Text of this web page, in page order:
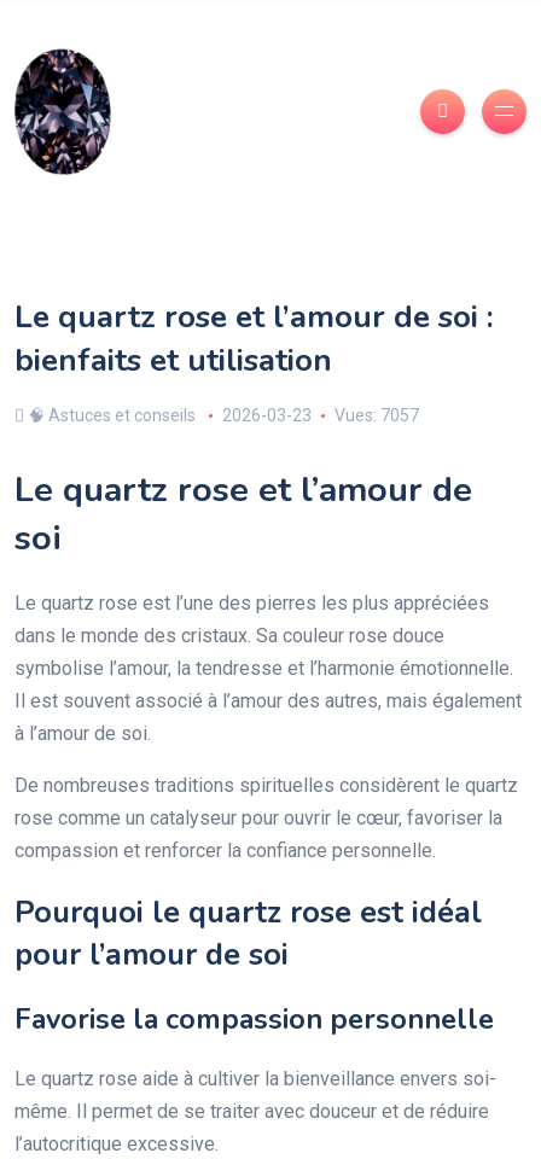
Le quartz rose et l’amour de soi :
bienfaits et utilisation
🧠 Astuces et conseils 2026-03-23 Vues: 7057
Le quartz rose et l’amour de
soi
Le quartz rose est l’une des pierres les plus appréciées
dans le monde des cristaux. Sa couleur rose douce
symbolise l’amour, la tendresse et l’harmonie émotionnelle.
Il est souvent associé à l’amour des autres, mais également
à l’amour de soi.
De nombreuses traditions spirituelles considèrent le quartz
rose comme un catalyseur pour ouvrir le cœur, favoriser la
compassion et renforcer la confiance personnelle.
Pourquoi le quartz rose est idéal
pour l’amour de soi
Favorise la compassion personnelle
Le quartz rose aide à cultiver la bienveillance envers soi-
même. Il permet de se traiter avec douceur et de réduire
l’autocritique excessive.